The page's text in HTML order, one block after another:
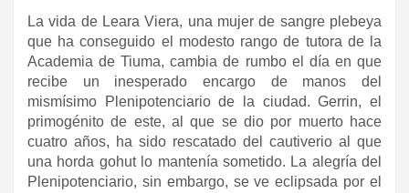
La vida de Leara Viera, una mujer de sangre plebeya
que ha conseguido el modesto rango de tutora de la
Academia de Tiuma, cambia de rumbo el día en que
recibe un inesperado encargo de manos del
mismísimo Plenipotenciario de la ciudad. Gerrin, el
primogénito de este, al que se dio por muerto hace
cuatro años, ha sido rescatado del cautiverio al que
una horda gohut lo mantenía sometido. La alegría del
Plenipotenciario, sin embargo, se ve eclipsada por el